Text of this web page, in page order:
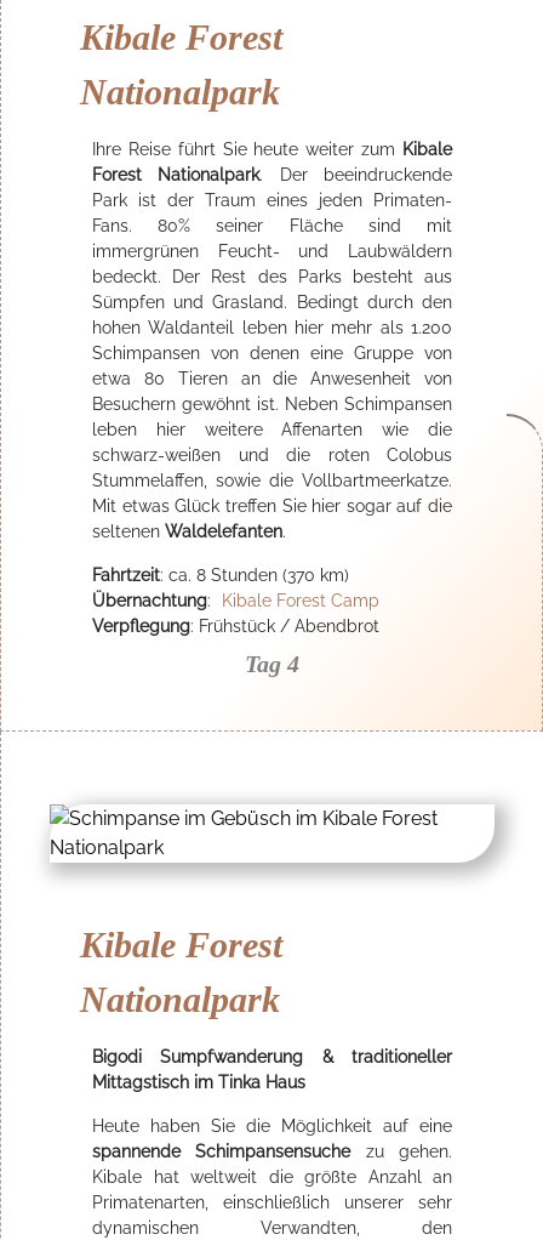
Kibale Forest
Nationalpark
Ihre Reise führt Sie heute weiter zum Kibale
Forest Nationalpark. Der beeindruckende
Park ist der Traum eines jeden Primaten-
Fans. 80% seiner Fläche sind mit
immergrünen Feucht- und Laubwäldern
bedeckt. Der Rest des Parks besteht aus
Sümpfen und Grasland. Bedingt durch den
hohen Waldanteil leben hier mehr als 1.200
Schimpansen von denen eine Gruppe von
etwa 80 Tieren an die Anwesenheit von
Besuchern gewöhnt ist. Neben Schimpansen
leben hier weitere Affenarten wie die
schwarz-weißen und die roten Colobus
Stummelaffen, sowie die Vollbartmeerkatze.
Mit etwas Glück treffen Sie hier sogar auf die
seltenen Waldelefanten.
Fahrtzeit: ca. 8 Stunden (370 km)
Übernachtung:
Kibale Forest Camp
Verpflegung: Frühstück / Abendbrot
Tag 4
Kibale Forest
Nationalpark
Bigodi Sumpfwanderung & traditioneller
Mittagstisch im Tinka Haus
Heute haben Sie die Möglichkeit auf eine
spannende Schimpansensuchezu gehen.
Kibale hat weltweit die größte Anzahl an
Primatenarten, einschließlich unserer sehr
dynamischen Verwandten, den